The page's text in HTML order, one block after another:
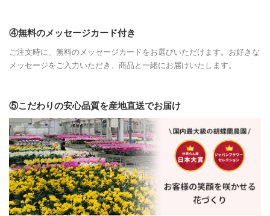
④無料のメッセージカード付き
ご注文時に、無料のメッセージカードをお選びいただけます。お好きな
メッセージをご入力いただき、商品と一緒にお届けいたします。
⑤こだわりの安心品質を産地直送でお届け